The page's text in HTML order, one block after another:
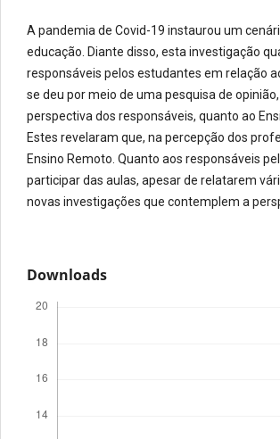
A pandemia de Covid-19 instaurou um
educação. Diante disso, esta investigação
responsáveis pelos estudantes em relação
se deu por meio de uma pesquisa de
perspectiva dos responsáveis, quanto ao
Estes revelaram que, na percepção dos
Ensino Remoto. Quanto aos responsáveis
participar das aulas, apesar de relatarem
novas investigações que contemplem a
Downloads